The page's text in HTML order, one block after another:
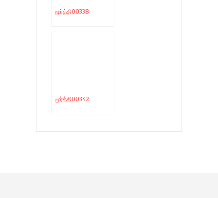
மூர்த்தி00338
மூர்த்தி00342